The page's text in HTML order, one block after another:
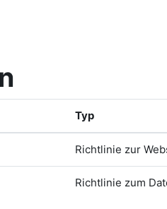
Typ
Richtlinie zur
Richtlinie zum